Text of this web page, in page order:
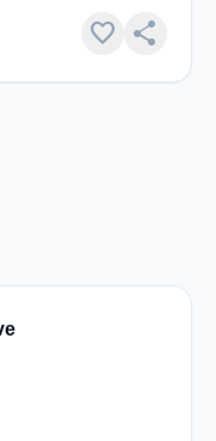
favorite share